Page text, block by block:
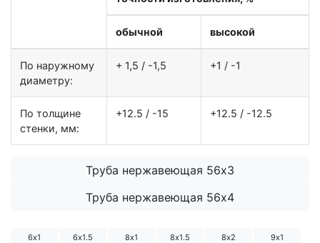
обычной высокой
По наружному
диаметру:
+ 1,5 / -1,5 +1 / -1
По толщине
стенки, мм:
+12.5 / -15 +12.5 / -12.5
Труба нержавеющая 56х3
Труба нержавеющая 56х4
6х1 6х1.5 8х1 8х1.5 8х2
9х1